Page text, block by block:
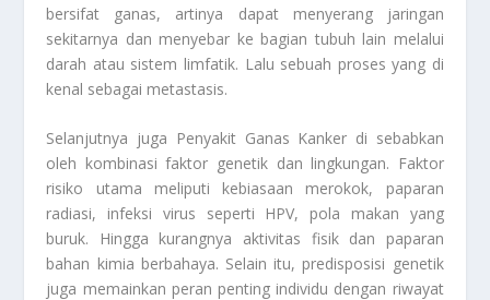
bersifat ganas, artinya dapat menyerang jaringan
sekitarnya dan menyebar ke bagian tubuh lain melalui
darah atau sistem limfatik. Lalu sebuah proses yang di
kenal sebagai metastasis.
Selanjutnya juga Penyakit Ganas Kanker di sebabkan
oleh kombinasi faktor genetik dan lingkungan. Faktor
risiko utama meliputi kebiasaan merokok, paparan
radiasi, infeksi virus seperti HPV, pola makan yang
buruk. Hingga kurangnya aktivitas fisik dan paparan
bahan kimia berbahaya. Selain itu, predisposisi genetik
juga memainkan peran penting individu dengan riwayat